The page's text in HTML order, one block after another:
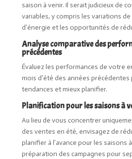
saison à venir. Il serait judicieux de
variables, y compris les variations
d’énergie et les opportunités de
Analyse comparative des
précédentes
Évaluez les performances de votre
mois d’été des années précédentes
tendances et mieux planifier.
Planification pour les saisons à
Au lieu de vous concentrer
des ventes en été, envisagez de
planifier à l’avance pour les saisons
préparation des campagnes pour